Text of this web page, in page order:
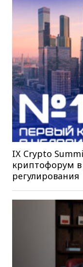
IX Crypto
криптофорум в
регулирования